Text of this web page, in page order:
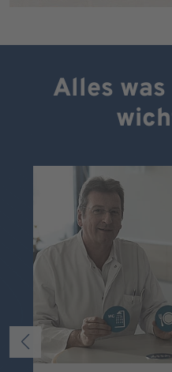
Alles